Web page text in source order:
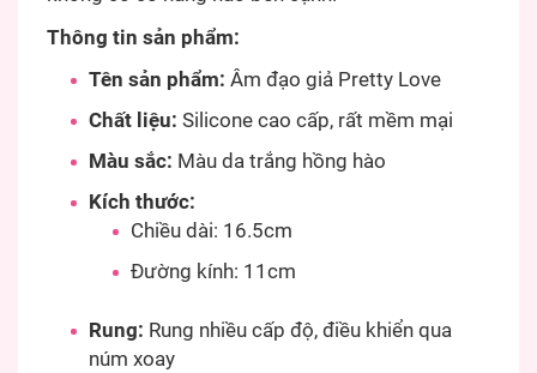
Thông tin sản phẩm:
Tên sản phẩm: Âm đạo giả Pretty Love
Chất liệu: Silicone cao cấp, rất mềm mại
Màu sắc: Màu da trắng hồng hào
Kích thước:
Chiều dài: 16.5cm
Đường kính: 11cm
Rung: Rung nhiều cấp độ, điều khiển qua
núm xoay